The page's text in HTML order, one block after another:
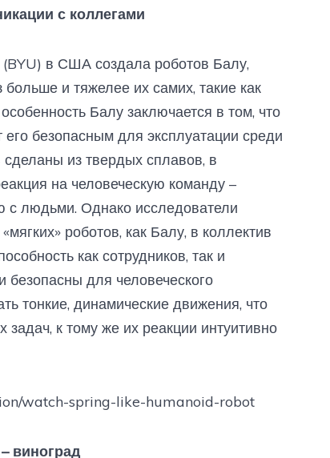
с коллегами
в США создала роботов Балу,
и тяжелее их самих, такие как
Балу заключается в том, что
безопасным для эксплуатации среди
из твердых сплавов, в
на человеческую команду –
с людьми. Однако исследователи
роботов, как Балу, в коллектив
как сотрудников, так и
для человеческого
тонкие, динамические движения, что
к тому же их реакции интуитивно
watch-spring-like-humanoid-robot
виноград